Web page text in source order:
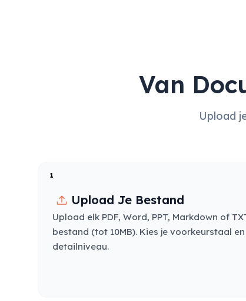
Van
Upload
1
Upload Je Bestand
Upload elk PDF, Word, PPT, Markdown of
bestand (tot 10MB). Kies je voorkeurstaal en
detailniveau.